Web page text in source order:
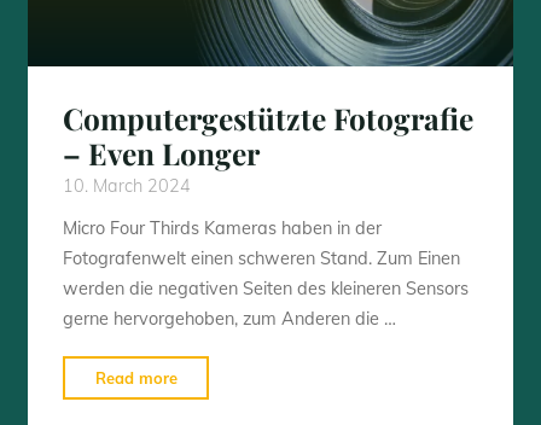
Computergestützte Fotografie
– Even Longer
10. March 2024
Micro Four Thirds Kameras haben in der
Fotografenwelt einen schweren Stand. Zum Einen
werden die negativen Seiten des kleineren Sensors
gerne hervorgehoben, zum Anderen die …
Read more
Fotografie